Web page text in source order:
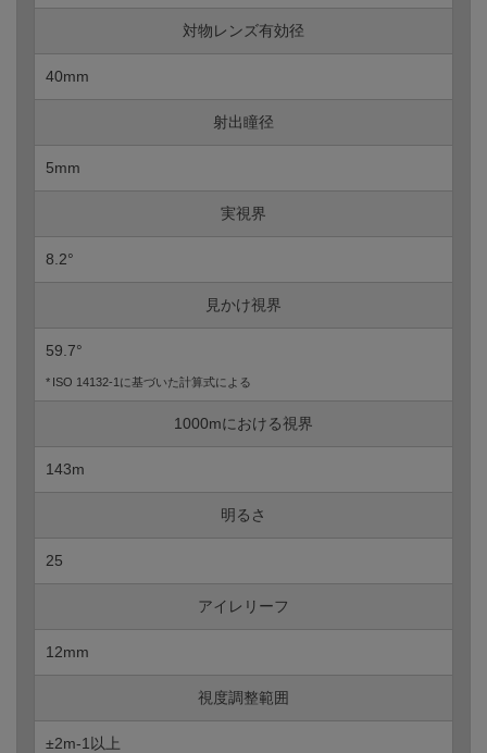
対物レンズ有効径
40mm
射出瞳径
5mm
実視界
8.2°
見かけ視界
59.7°
ISO 14132-1に基づいた計算式による
1000mにおける視界
143m
明るさ
25
アイレリーフ
12mm
視度調整範囲
±2m-1以上